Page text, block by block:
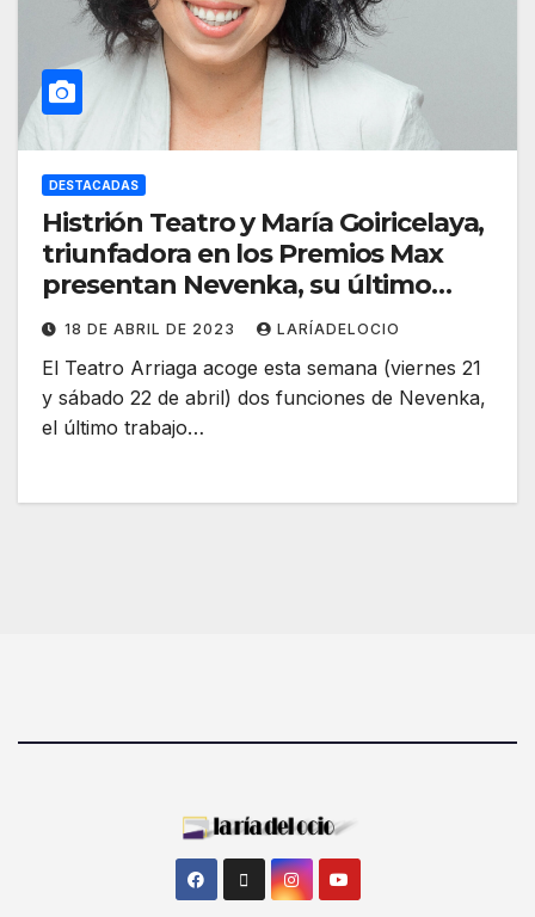
DESTACADAS
Histrión Teatro y María Goiricelaya,
triunfadora en los Premios Max
presentan Nevenka, su último
trabajo
18 DE ABRIL DE 2023 LARÍADELOCIO
El Teatro Arriaga acoge esta semana (viernes 21
y sábado 22 de abril) dos funciones de Nevenka,
el último trabajo…